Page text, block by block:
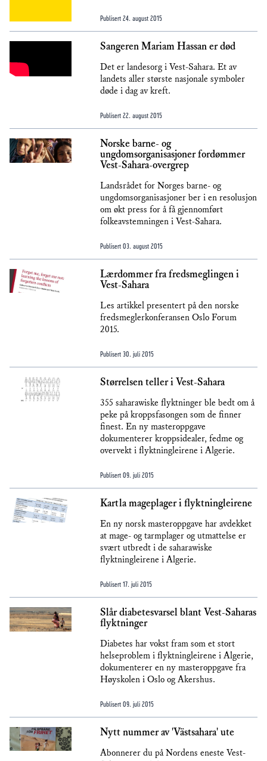
Publisert 24. august 2015
Sangeren Mariam Hassan er død
Det er landesorg i Vest-Sahara. Et av
landets aller største nasjonale symboler
døde i dag av kreft.
Publisert 22. august 2015
Norske barne- og
ungdomsorganisasjoner fordømmer
Vest-Sahara-overgrep
Landsrådet for Norges barne- og
ungdomsorganisasjoner ber i en resolusjon
om økt press for å få gjennomført
folkeavstemningen i Vest-Sahara.
Publisert 03. august 2015
Lærdommer fra fredsmeglingen i
Vest-Sahara
Les artikkel presentert på den norske
fredsmeglerkonferansen Oslo Forum
2015.
Publisert 30. juli 2015
Størrelsen teller i Vest-Sahara
355 saharawiske flyktninger ble bedt om å
peke på kroppsfasongen som de finner
finest. En ny masteroppgave
dokumenterer kroppsidealer, fedme og
overvekt i flyktningleirene i Algerie.
Publisert 09. juli 2015
Kartla mageplager i flyktningleirene
En ny norsk masteroppgave har avdekket
at mage- og tarmplager og utmattelse er
svært utbredt i de saharawiske
flyktningleirene i Algerie.
Publisert 17. juli 2015
Slår diabetesvarsel blant Vest-Saharas
flyktninger
Diabetes har vokst fram som et stort
helseproblem i flyktningleirene i Algerie,
dokumenterer en ny masteroppgave fra
Høyskolen i Oslo og Akershus.
Publisert 09. juli 2015
Nytt nummer av 'Västsahara' ute
Abonnerer du på Nordens eneste Vest-